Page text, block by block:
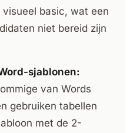
basic, wat een
niet bereid zijn
sjablonen:
van Words
gebruiken tabellen
met de 2-